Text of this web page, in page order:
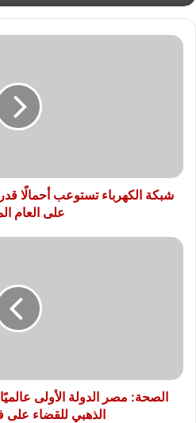
شبكة
على
العام
على العام
الصحة:
التصنيف
الذهبي
الصحة: مصر الدولة الأولى
الذهبي للقضاء